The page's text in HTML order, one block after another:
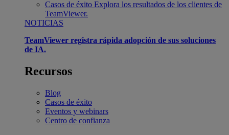
Casos de éxito Explora los resultados de los clientes de
TeamViewer.
NOTICIAS
TeamViewer registra rápida adopción de sus soluciones
de IA.
Recursos
Blog
Casos de éxito
Eventos y webinars
Centro de confianza